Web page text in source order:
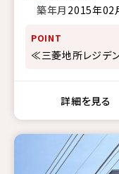
築年月 2015年02
POINT
≪三菱地所レジデン
詳細を見る